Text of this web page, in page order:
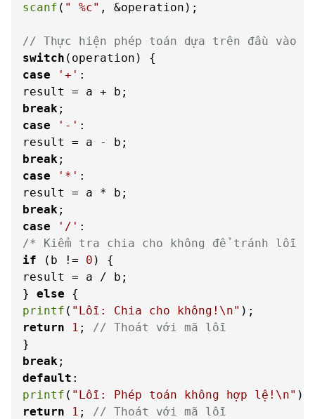
scanf ( " %c" , &operation);
// Thực hiện phép toán dựa trên đầu vào
switch
case
'+' :
break
case
'-' :
break
case
'*' :
break
case
'/'
/* Kiểm tra chia cho không để tránh lỗi
if (b != 0 ) {
result = a / b;
} else
printf ( "Lỗi: Chia cho không!\n"
return
1 ; // Thoát với mã lỗi
break
default
printf ( "Lỗi: Phép toán không hợp lệ!\n"
return
1 ; // Thoát với mã lỗi